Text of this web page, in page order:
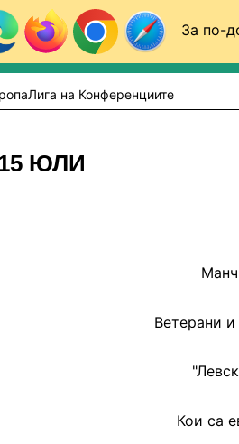
За по-
Търси в сайта
ВИДЕО ФУТБОЛ (БГ)
Лига на Конференциите
ЮЛИ
Ветерани
Кои са